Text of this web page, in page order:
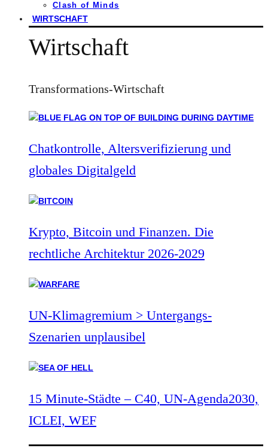
Clash of Minds
WIRTSCHAFT
Wirtschaft
Transformations-Wirtschaft
Chatkontrolle, Altersverifizierung und
globales Digitalgeld
Krypto, Bitcoin und Finanzen. Die
rechtliche Architektur 2026-2029
UN-Klimagremium > Untergangs-
Szenarien unplausibel
15 Minute-Städte – C40, UN-Agenda2030,
ICLEI, WEF